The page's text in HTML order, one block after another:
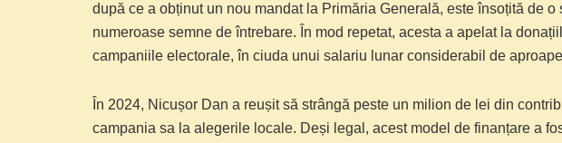
după ce a obținut un nou mandat la Primăria Generală, este însoțită de
numeroase semne de întrebare. În mod repetat, acesta a apelat la
campaniile electorale, în ciuda unui salariu lunar considerabil de
În 2024, Nicușor Dan a reușit să strângă peste un milion de lei din
campania sa la alegerile locale. Deși legal, acest model de finanțare a